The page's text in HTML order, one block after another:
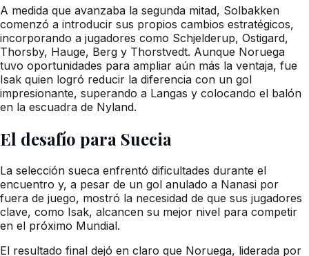
A medida que avanzaba la segunda mitad, Solbakken
comenzó a introducir sus propios cambios estratégicos,
incorporando a jugadores como Schjelderup, Ostigard,
Thorsby, Hauge, Berg y Thorstvedt. Aunque Noruega
tuvo oportunidades para ampliar aún más la ventaja, fue
Isak quien logró reducir la diferencia con un gol
impresionante, superando a Langas y colocando el balón
en la escuadra de Nyland.
El desafío para Suecia
La selección sueca enfrentó dificultades durante el
encuentro y, a pesar de un gol anulado a Nanasi por
fuera de juego, mostró la necesidad de que sus jugadores
clave, como Isak, alcancen su mejor nivel para competir
en el próximo Mundial.
El resultado final dejó en claro que Noruega, liderada por